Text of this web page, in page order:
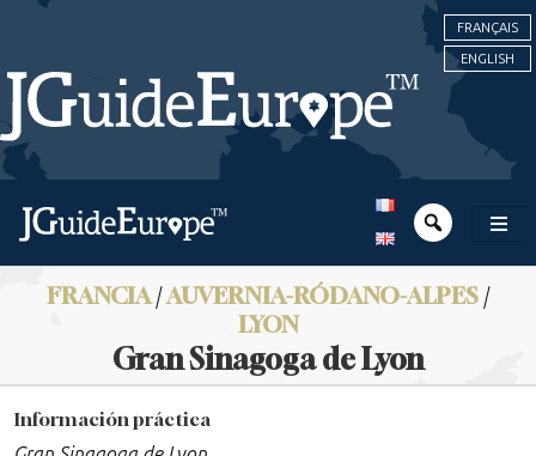
FRANÇAIS
ENGLISH
FRANCIA/AUVERNIA-RÓDANO-ALPES /
LYON
Gran Sinagoga de Lyon
Información práctica